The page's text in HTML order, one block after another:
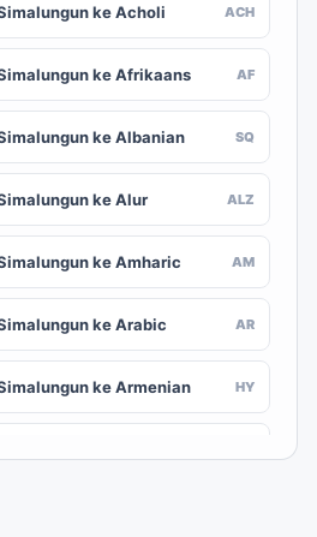
ke Acholi ACH
ke Afrikaans AF
ke Albanian SQ
ke Alur ALZ
ke Amharic AM
ke Arabic AR
ke Armenian HY